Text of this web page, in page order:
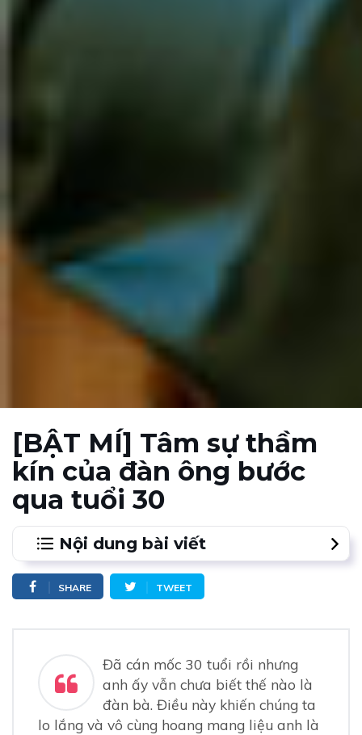
[BẬT MÍ] Tâm sự thầm
kín của đàn ông bước
qua tuổi 30
Nội dung bài viết
1.1.1. Tâm sự thầm kín của đàn ông - Nghiêm túc hơn
trong tình yêu
1.3. 30 tuổi, họ ghét thay đổi thói quen hằng ngày
1.4. Tâm sự thầm kín của đàn ông - Biết làm chủ
SHARE TWEET
Đã cán mốc 30 tuổi rồi nhưng
anh ấy vẫn chưa biết thế nào là
đàn bà. Điều này khiến chúng ta
lo lắng và vô cùng hoang mang liệu anh là